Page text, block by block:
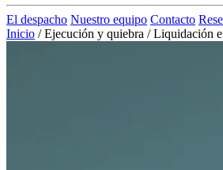
El despacho Nuestro equipo Contacto
Inicio / Ejecución y quiebra / Liquidación